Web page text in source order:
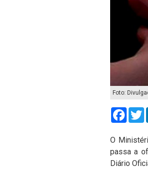
Foto:
O
passa a
Diário